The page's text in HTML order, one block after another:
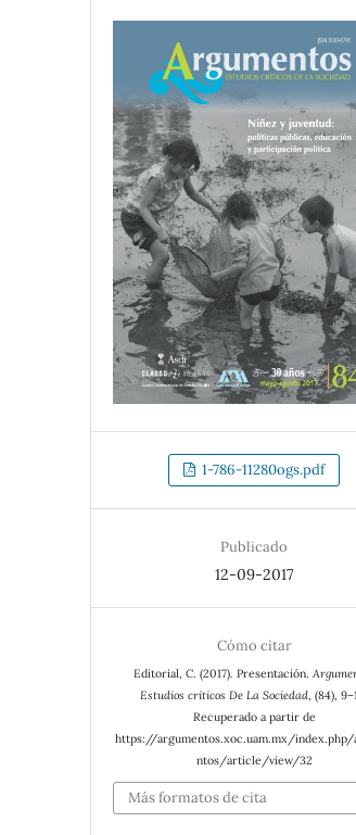
1-786-11280ogs.pdf
Publicado
12-09-2017
Cómo citar
Editorial, C. (2017). Presentación.
Estudios críticos De La Sociedad, (84),
Recuperado a partir de
https://argumentos.xoc.uam.mx/index.php/
ntos/article/view/32
Más formatos de cita